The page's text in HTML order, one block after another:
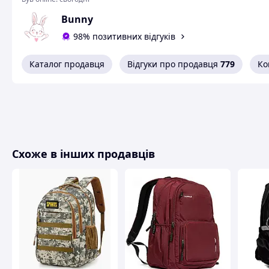
Яскравий стильний шкільний рюкзак School Standard
створений для початкових класів. Його розмір 38х30х18 см.
Спинка жорстка і повністю вентильована, прошита
навантаженні шкільний аксесуар не змінює форму.
Ортопедичний рюкзак для хлопчиків має три відділення:
• Місткий основний відсік для шкільного приладдя та
• Дві сітчасті кишені з боків
Переваги:
• Світловідбивні елементи спереду, ззаду та з боків
• Жорстке опускне дно всередині рюкзака
• Блискавка заднього відділення розстібається в обидва
Bunny
98% позитивних відгуків
Каталог продавця Відгуки про продавця 779
Схоже в інших продавців